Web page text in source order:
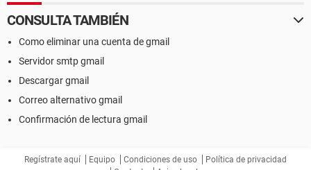
CONSULTA TAMBIÉN
Como eliminar una cuenta de gmail
Servidor smtp gmail
Descargar gmail
Correo alternativo gmail
Confirmación de lectura gmail
Regístrate aquí Equipo Condiciones de uso
Política de privacidad